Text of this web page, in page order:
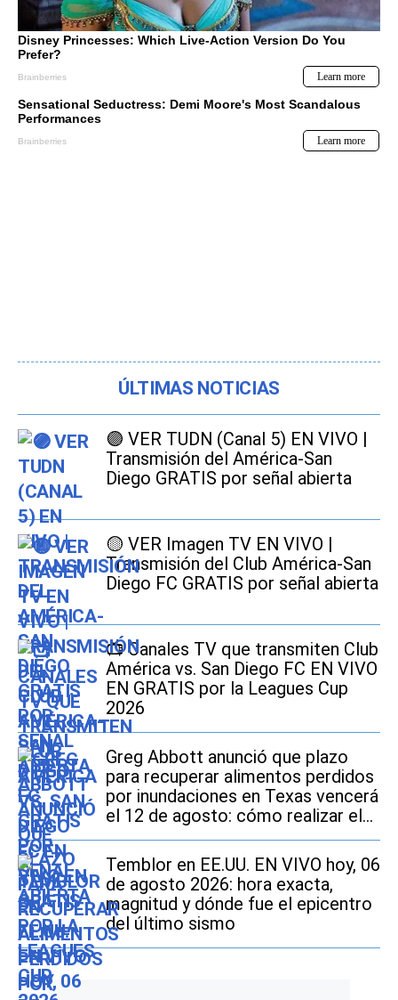
ÚLTIMAS NOTICIAS
🟣 VER TUDN (Canal 5) EN VIVO |
Transmisión del América-San
Diego GRATIS por señal abierta
🟡 VER Imagen TV EN VIVO |
Transmisión del Club América-San
Diego FC GRATIS por señal abierta
📺 Canales TV que transmiten Club
América vs. San Diego FC EN VIVO
EN GRATIS por la Leagues Cup
2026
Greg Abbott anunció que plazo
para recuperar alimentos perdidos
por inundaciones en Texas vencerá
el 12 de agosto: cómo realizar el
trámite si soy beneficiario de
SNAP
Temblor en EE.UU. EN VIVO hoy, 06
de agosto 2026: hora exacta,
magnitud y dónde fue el epicentro
del último sismo